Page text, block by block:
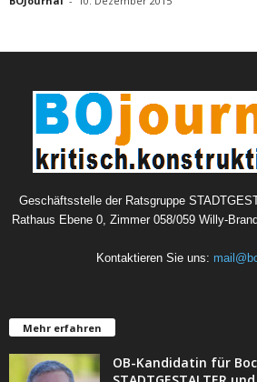
Geschäftsstelle der Ratsgruppe
Rathaus Ebene 0, Zimmer 058/059 Willy-
Kontaktieren Sie uns:
Mehr erfahren
OB-Kandidatin für